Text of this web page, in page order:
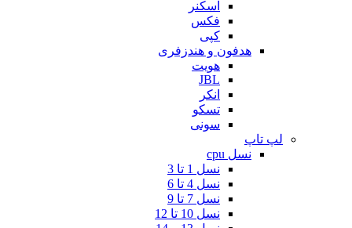
اسکنر
فکس
کپی
هدفون و هندزفری
هویت
JBL
انکر
تسکو
سونی
لپ تاپ
نسل cpu
نسل 1 تا 3
نسل 4 تا 6
نسل 7 تا 9
نسل 10 تا 12